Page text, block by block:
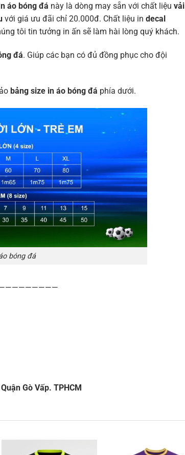
áo bóng đá này là dòng may sẵn với chất liệu vải
với giá ưu đãi chỉ 20.000đ. Chất liệu in decal
tôi tin tưởng in ấn sẽ làm hài lòng quý khách.
đá. Giúp các bạn có đủ đồng phục cho đội
bảng size in áo bóng đá phía dưới.
bóng đá
Gò Vấp. TPHCM